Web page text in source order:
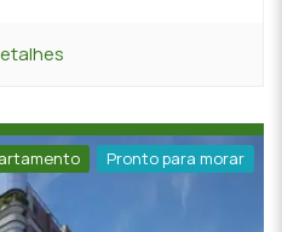
Pronto para morar